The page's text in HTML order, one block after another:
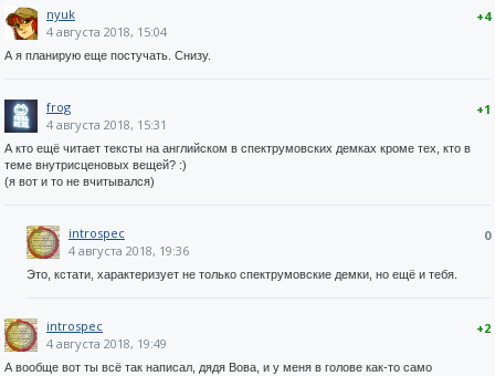
+4
nyuk
4 августа 2018, 15:04
А я планирую еще постучать. Снизу.
+1
frog
4 августа 2018, 15:31
А кто ещё читает тексты на английском в спектрумовских демках кроме тех, кто в
теме внутрисценовых вещей? :)
(я вот и то не вчитывался)
0
introspec
4 августа 2018, 19:36
Это, кстати, характеризует не только спектрумовские демки, но ещё и тебя.
+2
introspec
4 августа 2018, 19:49
А вообще вот ты всё так написал, дядя Вова, и у меня в голове как-то само